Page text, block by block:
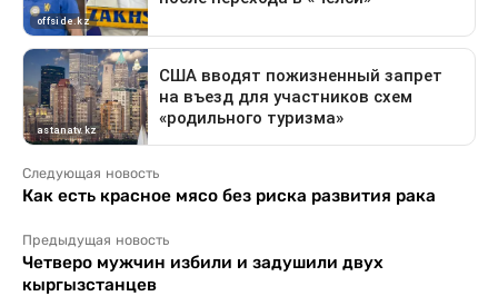
Следующая новость
Как есть красное мясо без риска развития рака
Предыдущая новость
Четверо мужчин избили и задушили двух
кыргызстанцев